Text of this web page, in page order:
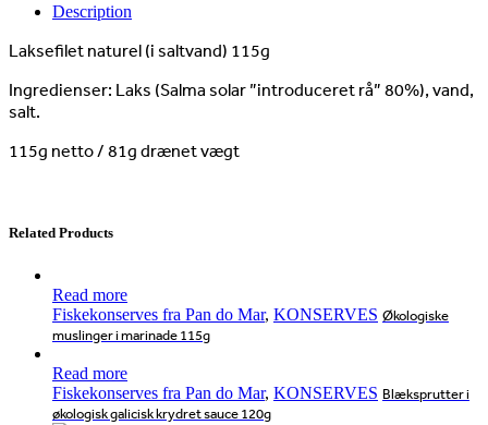
Description
Laksefilet naturel (i saltvand) 115g
Ingredienser: Laks (Salma solar ”introduceret rå” 80%), vand,
salt.
115g netto / 81g drænet vægt
Related Products
Read more
Fiskekonserves fra Pan do Mar, KONSERVES Økologiske
muslinger i marinade 115g
Read more
Fiskekonserves fra Pan do Mar, KONSERVES Blæksprutter i
økologisk galicisk krydret sauce 120g